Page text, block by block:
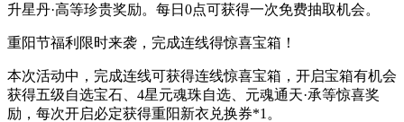
升星丹·高等珍贵奖励。每日0点可获得一次免费抽取机会。
重阳节福利限时来袭，完成连线得惊喜宝箱！
本次活动中，完成连线可获得连线惊喜宝箱，开启宝箱有机会
获得五级自选宝石、4星元魂珠自选、元魂通天·承等惊喜奖
励，每次开启必定获得重阳新衣兑换券*1。